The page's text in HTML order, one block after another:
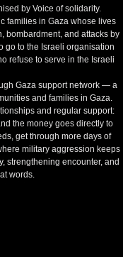
by Voice of solidarity.
families in Gaza whose lives
bombardment, and attacks by
go to the Israeli organisation
refuse to serve in the Israeli
Gaza support network — a
and families in Gaza.
and regular support:
the money goes directly to
get through more days of
military aggression keeps
strengthening encounter, and
words.